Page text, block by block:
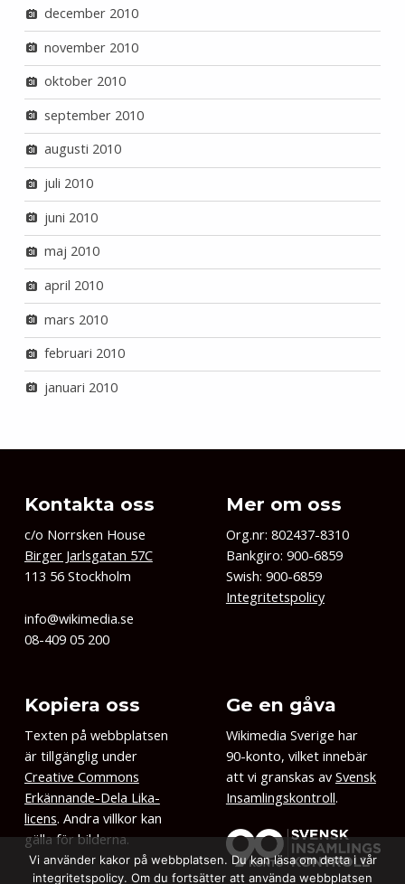
december 2010
november 2010
oktober 2010
september 2010
augusti 2010
juli 2010
juni 2010
maj 2010
april 2010
mars 2010
februari 2010
januari 2010
Kontakta oss
c/o Norrsken House
Birger Jarlsgatan 57C
113 56 Stockholm
info@wikimedia.se
08-409 05 200
Mer om oss
Org.nr: 802437-8310
Bankgiro: 900-6859
Swish: 900-6859
Integritetspolicy
Kopiera oss
Texten på webbplatsen
är tillgänglig under
Creative Commons
Erkännande-Dela Lika-
licens. Andra villkor kan
gälla för bilderna.
Ge en gåva
Wikimedia Sverige har
90-konto, vilket innebär
att vi granskas av Svensk
Insamlingskontroll.
Vi använder kakor på webbplatsen. Du kan läsa om detta i vår
integritetspolicy. Om du fortsätter att använda webbplatsen